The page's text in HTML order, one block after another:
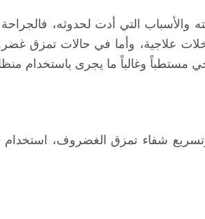
والأسباب التي أدت لحدوثه،
علاجية، وأما في حالات تمزق
مستطباً وغالباً ما يجرى باستخدام
شفاء تمزق الغضروف، استخدام